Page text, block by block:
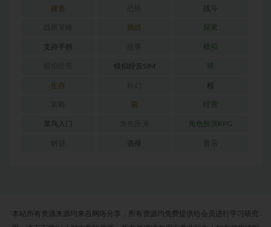
建造 战斗
挑战 探索
支持手柄 模拟
模拟经营SIM 球
生存 程
索 经营
菜鸟入门 角色扮演RPG
选择 音乐
本站所有资源来源均来自网络分享，所有资源均免费提供给会员进行学习研究